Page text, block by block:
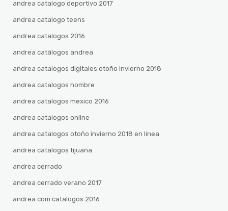
andrea catalogo deportivo 2017
andrea catalogo teens
andrea catalogos 2016
andrea catálogos andrea
andrea catalogos digitales otoño invierno 2018
andrea catalogos hombre
andrea catalogos mexico 2016
andrea catalogos online
andrea catalogos otoño invierno 2018 en linea
andrea catalogos tijuana
andrea cerrado
andrea cerrado verano 2017
andrea com catalogos 2016